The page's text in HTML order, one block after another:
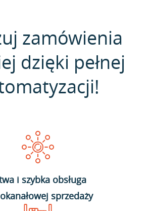
zamówienia
dzięki pełnej
i szybka obsługa
sprzedaży